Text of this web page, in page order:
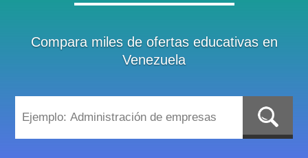
Compara miles de ofertas educativas en
Venezuela